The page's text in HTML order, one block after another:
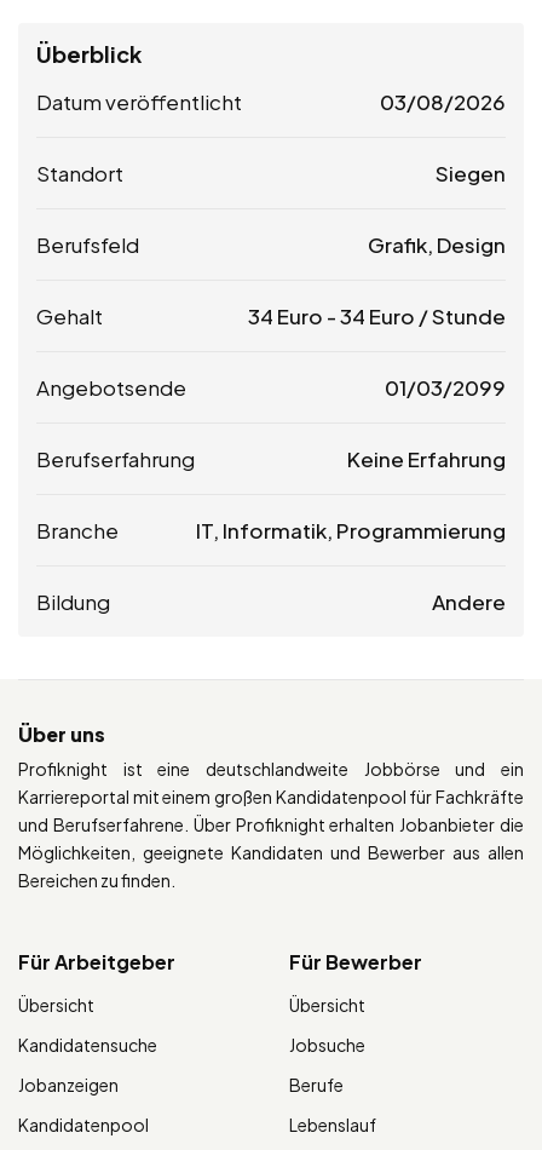
Überblick
Datum veröffentlicht 03/08/2026
Standort Siegen
Berufsfeld Grafik, Design
Gehalt 34 Euro -34 Euro / Stunde
Angebotsende 01/03/2099
Berufserfahrung Keine Erfahrung
Branche IT, Informatik, Programmierung
Bildung Andere
Über uns
Profiknight ist eine deutschlandweite Jobbörse und ein
Karriereportal mit einem großen Kandidatenpool für Fachkräfte
und Berufserfahrene. Über Profiknight erhalten Jobanbieter die
Möglichkeiten, geeignete Kandidaten und Bewerber aus allen
Bereichen zu finden.
Für Arbeitgeber
Übersicht
Kandidatensuche
Jobanzeigen
Kandidatenpool
Für Bewerber
Übersicht
Jobsuche
Berufe
Lebenslauf